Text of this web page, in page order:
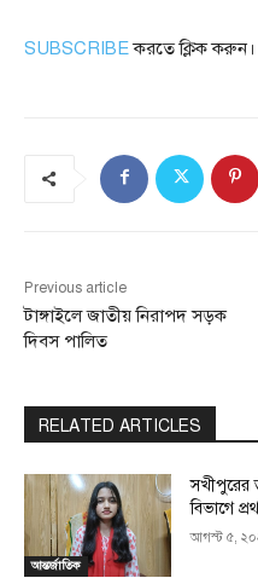
SUBSCRIBEকরতে ক্লিক করুন।
Previous article
টাঙ্গাইলে জাতীয় নিরাপদ সড়ক
দিবস পালিত
RELATED ARTICLES
আন্তর্জাতিক
সখীপুরের
বিভাগে
আগস্ট ৫,